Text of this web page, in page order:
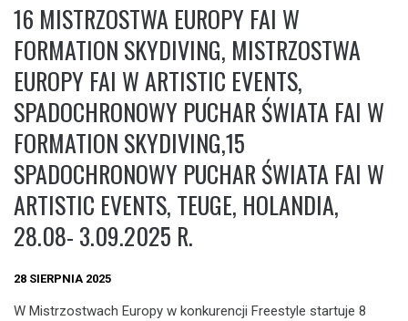
16 MISTRZOSTWA EUROPY FAI W
FORMATION SKYDIVING, MISTRZOSTWA
EUROPY FAI W ARTISTIC EVENTS,
SPADOCHRONOWY PUCHAR ŚWIATA FAI W
FORMATION SKYDIVING,15
SPADOCHRONOWY PUCHAR ŚWIATA FAI W
ARTISTIC EVENTS, TEUGE, HOLANDIA,
28.08- 3.09.2025 R.
28 SIERPNIA 2025
W Mistrzostwach Europy w konkurencji Freestyle startuje 8